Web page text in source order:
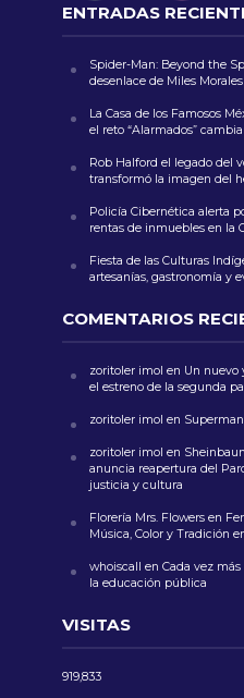
ENTRADAS
Spider-Man: Beyond the
desenlace de Miles Morales
La Casa de los Famosos
el reto “Alarmados”
Rob Halford el legado del
transformó la imagen del
Policía Cibernética alerta
rentas de inmuebles en la
Fiesta de las Culturas
artesanías, gastronomía y
COMENTARIOS
zoritoler imol en Un nuevo
el estreno de la segunda
zoritoler imol en
zoritoler imol en
anuncia reapertura del
justicia y cultura
Florería Mrs. Flowersen
Música, Color y Tradición
whoiscall en Cada vez
la educación pública
VISITAS
919,833